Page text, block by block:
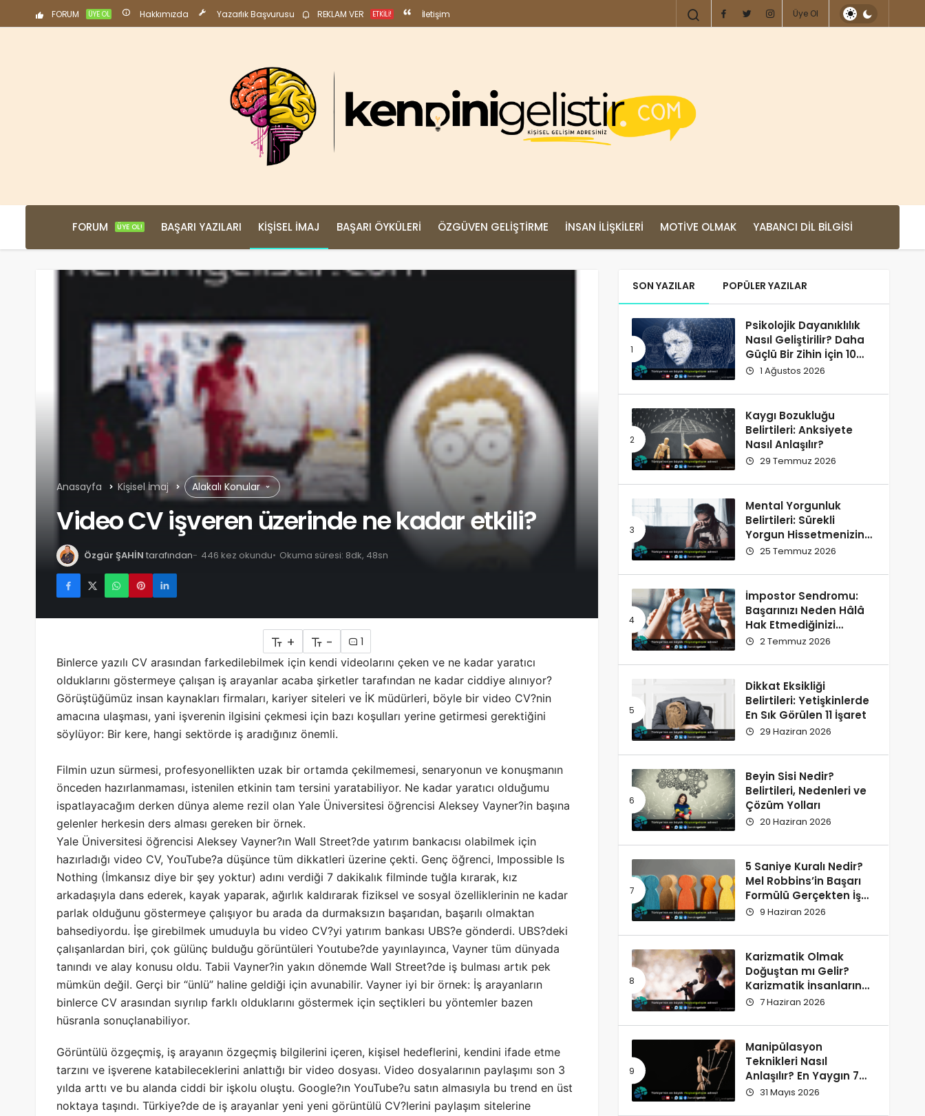
FORUM ÜYE OL Hakkımızda Yazarlık Başvurusu REKLAM VER ETKILI! İletişim Üye Ol
FORUM ÜYE OL! BAŞARI YAZILARI KIŞISEL İMAJ BAŞARI ÖYKÜLERI ÖZGÜVEN GELIŞTIRME İNSAN İLIŞKILERI MOTIVE OLMAK YABANCI DIL BILGISI
Anasayfa Kişisel İmaj Alakalı Konular
Video CV işveren üzerinde ne kadar etkili?
Özgür ŞAHİN tarafından 446 kez okundu Okuma süresi: 8dk, 48sn
+ -
1
Binlerce yazılı CV arasından farkedilebilmek için kendi videolarını çeken ve ne kadar yaratıcı
olduklarını göstermeye çalışan iş arayanlar acaba şirketler tarafından ne kadar ciddiye alınıyor?
Görüştüğümüz insan kaynakları firmaları, kariyer siteleri ve İK müdürleri, böyle bir video CV?nin
amacına ulaşması, yani işverenin ilgisini çekmesi için bazı koşulları yerine getirmesi gerektiğini
söylüyor: Bir kere, hangi sektörde iş aradığınız önemli.
Filmin uzun sürmesi, profesyonellikten uzak bir ortamda çekilmemesi, senaryonun ve konuşmanın
önceden hazırlanmaması, istenilen etkinin tam tersini yaratabiliyor. Ne kadar yaratıcı olduğumu
ispatlayacağım derken dünya aleme rezil olan Yale Üniversitesi öğrencisi Aleksey Vayner?in başına
gelenler herkesin ders alması gereken bir örnek.
Yale Üniversitesi öğrencisi Aleksey Vayner?ın Wall Street?de yatırım bankacısı olabilmek için
hazırladığı video CV, YouTube?a düşünce tüm dikkatleri üzerine çekti. Genç öğrenci, Impossible Is
Nothing (İmkansız diye bir şey yoktur) adını verdiği 7 dakikalık filminde tuğla kırarak, kız
arkadaşıyla dans ederek, kayak yaparak, ağırlık kaldırarak fiziksel ve sosyal özelliklerinin ne kadar
parlak olduğunu göstermeye çalışıyor bu arada da durmaksızın başarıdan, başarılı olmaktan
bahsediyordu. İşe girebilmek umuduyla bu video CV?yi yatırım bankası UBS?e gönderdi. UBS?deki
çalışanlardan biri, çok gülünç bulduğu görüntüleri Youtube?de yayınlayınca, Vayner tüm dünyada
tanındı ve alay konusu oldu. Tabii Vayner?in yakın dönemde Wall Street?de iş bulması artık pek
mümkün değil. Gerçi bir “ünlü” haline geldiği için avunabilir. Vayner iyi bir örnek: İş arayanların
binlerce CV arasından sıyrılıp farklı olduklarını göstermek için seçtikleri bu yöntemler bazen
hüsranla sonuçlanabiliyor.
Görüntülü özgeçmiş, iş arayanın özgeçmiş bilgilerini içeren, kişisel hedeflerini, kendini ifade etme
tarzını ve işverene katabileceklerini anlattığı bir video dosyası. Video dosyalarının paylaşımı son 3
yılda arttı ve bu alanda ciddi bir işkolu oluştu. Google?ın YouTube?u satın almasıyla bu trend en üst
noktaya taşındı. Türkiye?de de iş arayanlar yeni yeni görüntülü CV?lerini paylaşım sitelerine
SON YAZILAR POPÜLER YAZILAR
Psikolojik Dayanıklılık
Nasıl Geliştirilir? Daha
Güçlü Bir Zihin İçin 10
Alışkanlık
1 Ağustos 2026
Kaygı Bozukluğu
Belirtileri: Anksiyete
Nasıl Anlaşılır?
29 Temmuz 2026
Mental Yorgunluk
Belirtileri: Sürekli
Yorgun Hissetmenizin
12 Olası Nedeni
25 Temmuz 2026
İmpostor Sendromu:
Başarınızı Neden Hâlâ
Hak Etmediğinizi
Düşünüyorsunuz?
2 Temmuz 2026
Dikkat Eksikliği
Belirtileri: Yetişkinlerde
En Sık Görülen 11 İşaret
29 Haziran 2026
Beyin Sisi Nedir?
Belirtileri, Nedenleri ve
Çözüm Yolları
20 Haziran 2026
5 Saniye Kuralı Nedir?
Mel Robbins’in Başarı
Formülü Gerçekten İşe
Yarıyor
9 Haziran 2026
Karizmatik Olmak
Doğuştan mı Gelir?
Karizmatik İnsanların
Ortak Özellikleri
7 Haziran 2026
Manipülasyon
Teknikleri Nasıl
Anlaşılır? En Yaygın 7
İşaret
31 Mayıs 2026